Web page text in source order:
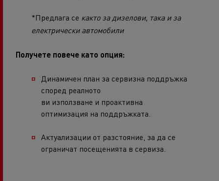
*Предлага се както за дизелови, така и за
електрически автомобили
Получете повече като опция:
Динамичен план за сервизна поддръжка
според реалното
ви използване и проактивна
оптимизация на поддръжката.
Актуализации от разстояние, за да се
ограничат посещенията в сервиза.